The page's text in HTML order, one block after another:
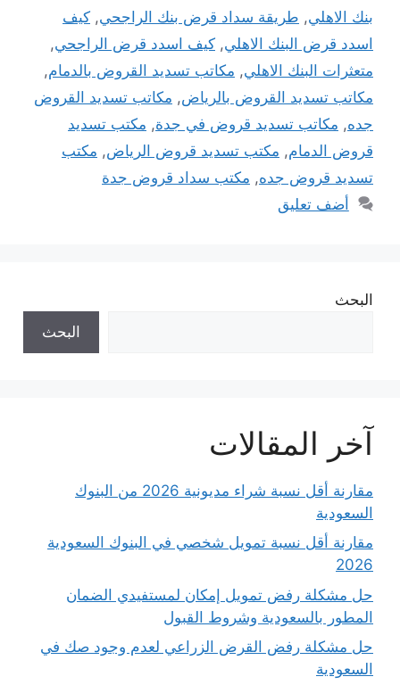
بنك الاهلي, طريقة سداد قرض بنك الراجحي, كيف
اسدد قرض البنك الاهلي, كيف اسدد قرض الراجحي,
متعثرات البنك الاهلي, مكاتب تسديد القروض بالدمام,
مكاتب تسديد القروض بالرياض, مكاتب تسديد القروض
جده, مكاتب تسديد قروض في جدة, مكتب تسديد
قروض الدمام, مكتب تسديد قروض الرياض, مكتب
تسديد قروض جده, مكتب سداد قروض جدة
أضف تعليق
البحث
البحث
آخر المقالات
مقارنة أقل نسبة شراء مديونية 2026 من البنوك
السعودية
مقارنة أقل نسبة تمويل شخصي في البنوك السعودية
2026
حل مشكلة رفض تمويل إمكان لمستفيدي الضمان
المطور بالسعودية وشروط القبول
حل مشكلة رفض القرض الزراعي لعدم وجود صك في
السعودية